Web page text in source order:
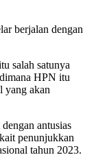
berjalan dengan
salah satunya
HPN itu
yang akan
antusias
penunjukkan
tahun 2023.